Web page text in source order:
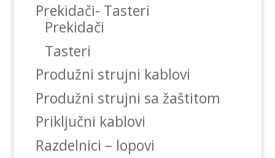
Prekidači- Tasteri
Prekidači
Tasteri
Produžni strujni kablovi
Produžni strujni sa žaštitom
Priključni kablovi
Razdelnici – lopovi